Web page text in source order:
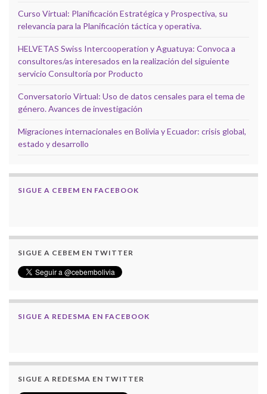
Curso Virtual: Planificación Estratégica y Prospectiva, su
relevancia para la Planificación táctica y operativa.
HELVETAS Swiss Intercooperation y Aguatuya: Convoca a
consultores/as interesados en la realización del siguiente
servicio Consultoría por Producto
Conversatorio Virtual: Uso de datos censales para el tema de
género. Avances de investigación
Migraciones internacionales en Bolivia y Ecuador: crisis global,
estado y desarrollo
SIGUE A CEBEM EN FACEBOOK
SIGUE A CEBEM EN TWITTER
SIGUE A REDESMA EN FACEBOOK
SIGUE A REDESMA EN TWITTER